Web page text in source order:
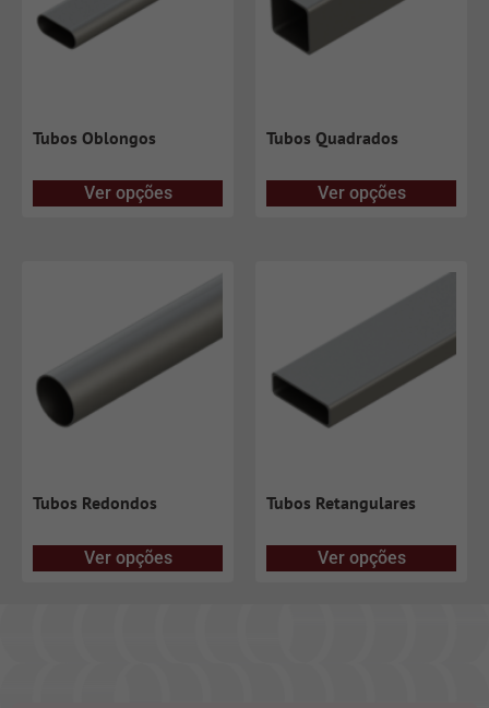
Tubos Oblongos
Ver opções
Tubos Quadrados
Ver opções
Tubos Redondos
Ver opções
Tubos Retangulares
Ver opções